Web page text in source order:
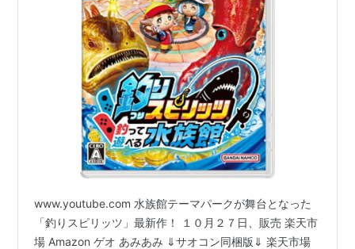
www.youtube.com 水族館テーマパークが舞台となった
「釣りスピリッツ」最新作！ １０月２７日、販売 楽天市
場 Amazon ゲオ あみあみ ⇓サオコン同梱版⇓ 楽天市場